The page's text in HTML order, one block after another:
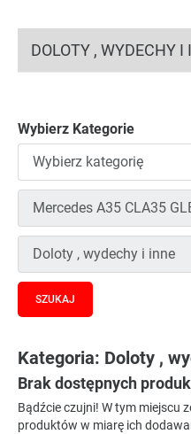
DOLOTY , WYDECHY I
Wybierz Kategorie
Kategoria: Doloty ,
Brak dostępnych
Bądźcie czujni! W tym miejscu
produktów w miarę ich